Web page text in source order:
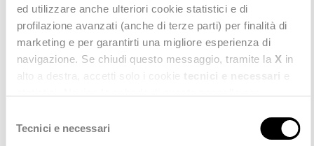
ed utilizzare anche ulteriori cookie statistici e di
profilazione avanzati (anche di terze parti) per finalità di
marketing e per garantirti una migliore esperienza di
navigazione. Se chiudi questo messaggio, tramite la X in
maggiori informazioni consulta anche la nostra
Privacy
delTecnici e necessari
ISCRIVITI ALL'EVENTO